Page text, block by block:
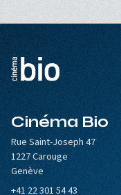
Cinéma Bio
Rue Saint-Joseph 47
1227 Carouge
Genève
+41 22 301 54 43